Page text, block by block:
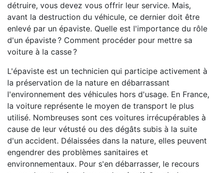
détruire, vous devez vous offrir leur service. Mais,
avant la destruction du véhicule, ce dernier doit être
enlevé par un épaviste. Quelle est l'importance du rôle
d'un épaviste ? Comment procéder pour mettre sa
voiture à la casse ?
L'épaviste est un technicien qui participe activement à
la préservation de la nature en débarrassant
l'environnement des véhicules hors d'usage. En France,
la voiture représente le moyen de transport le plus
utilisé. Nombreuses sont ces voitures irrécupérables à
cause de leur vétusté ou des dégâts subis à la suite
d'un accident. Délaissées dans la nature, elles peuvent
engendrer des problèmes sanitaires et
environnementaux. Pour s'en débarrasser, le recours